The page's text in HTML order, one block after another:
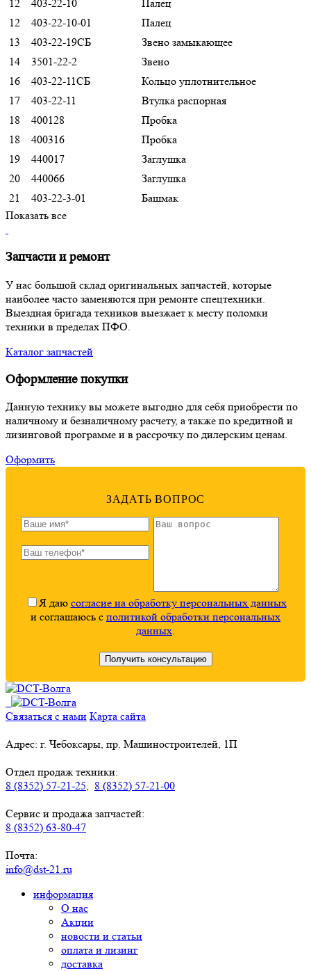
12 403-22-10
Палец
12
403-22-10-01
Палец
13
403-22-19СБ
Звено замыкающее
14
3501-22-2
Звено
16
403-22-11СБ
Кольцо уплотнительное
17
403-22-11
Втулка распорная
18
400128
Пробка
18
400316
Пробка
19
440017
Заглушка
20
440066
Заглушка
21
403-22-3-01
Башмак
Показать все
Запчасти и ремонт
У нас большой склад оригинальных запчастей, которые
наиболее часто заменяются при ремонте спецтехники.
Выездная бригада техников выезжает к месту поломки
техники в пределах ПФО.
Каталог запчастей
Оформление покупки
Данную технику вы можете выгодно для себя приобрести по
наличному и безналичному расчету, а также по кредитной и
лизинговой программе и в рассрочку по дилерским ценам.
Оформить
ЗАДАТЬ ВОПРОС
Я даю согласие на обработку персональных данных
и соглашаюсь с политикой обработки персональных
данных.
Связаться с нами Карта сайта
Адрес: г. Чебоксары, пр. Машиностроителей, 1П
Отдел продаж техники:
8 (8352) 57-21-25
8 (8352) 57-21-00
Сервис и продажа запчастей:
8 (8352) 63-80-47
Почта:
info@dst-21.ru
информация
О нас
Акции
новости и статьи
оплата и лизинг
доставка